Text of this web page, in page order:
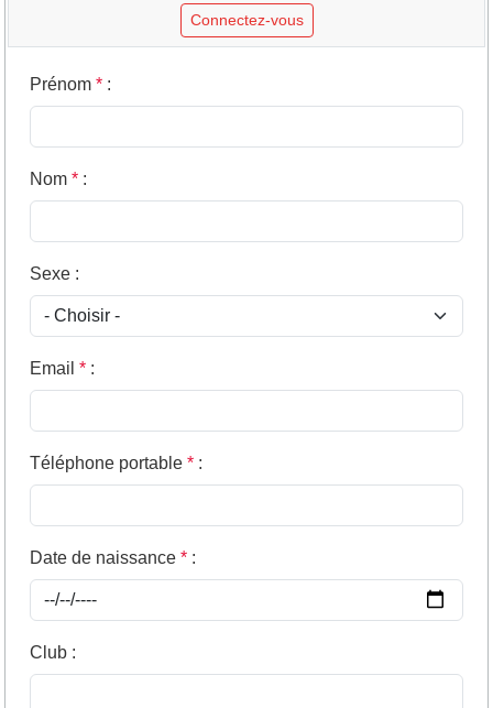
Connectez-vous
Prénom * :
Nom * :
Sexe :
Email * :
Téléphone portable * :
Date de naissance * :
Club :